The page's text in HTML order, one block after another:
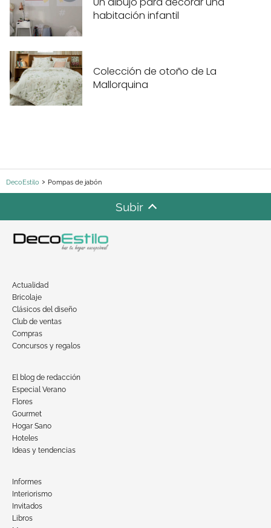
habitación infantil
Colección de otoño de La
Mallorquina
DecoEstilo Pompas de jabón
Subir
Actualidad
Bricolaje
Clásicos del diseño
Club de ventas
Compras
Concursos y regalos
El blog de redacción
Especial Verano
Flores
Gourmet
Hogar Sano
Hoteles
Ideas y tendencias
Informes
Interiorismo
Invitados
Libros